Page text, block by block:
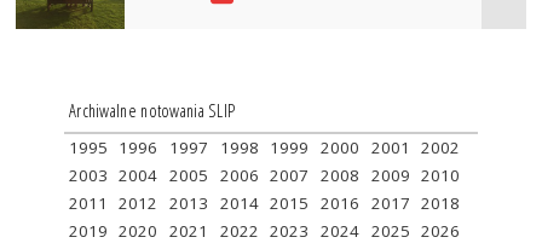
Archiwalne notowania SLIP
1995 1996 1997 1998 1999 2000 2001
2002
2003 2004 2005 2006 2007 2008 2009 2010
2011
2012 2013 2014 2015 2016 2017 2018
2019 2020 2021 2022 2023 2024 2025 2026